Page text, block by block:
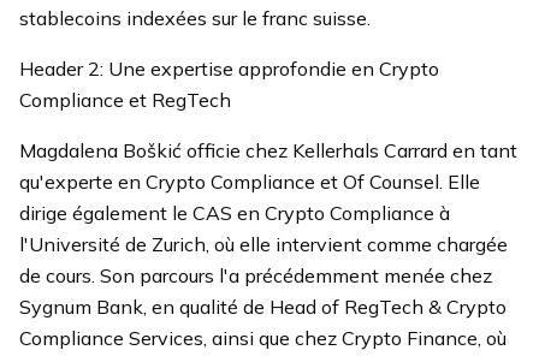
stablecoins indexées sur le franc suisse.
Header 2: Une expertise approfondie en Crypto
Compliance et RegTech
Magdalena Boškić officie chez Kellerhals Carrard en tant
qu'experte en Crypto Compliance et Of Counsel. Elle
dirige également le CAS en Crypto Compliance à
l'Université de Zurich, où elle intervient comme chargée
de cours. Son parcours l'a précédemment menée chez
Sygnum Bank, en qualité de Head of RegTech & Crypto
Compliance Services, ainsi que chez Crypto Finance, où